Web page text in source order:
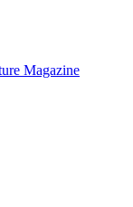
Magazine